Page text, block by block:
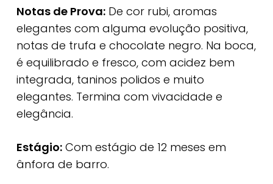
Notas de Prova:De cor rubi, aromas
elegantes com alguma evolução positiva,
notas de trufa e chocolate negro. Na boca,
é equilibrado e fresco, com acidez bem
integrada, taninos polidos e muito
elegantes. Termina com vivacidade e
elegância.
Estágio:Com estágio de 12 meses em
ânfora de barro.